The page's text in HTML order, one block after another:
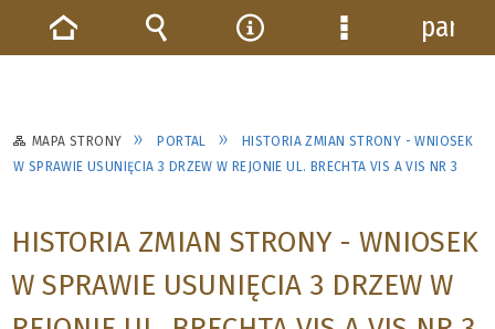
MAPA STRONY PORTAL
HISTORIA ZMIAN STRONY - WNIOSEK
W SPRAWIE USUNIĘCIA 3 DRZEW W REJONIE UL. BRECHTA VIS A VIS NR 3
HISTORIA ZMIAN STRONY - WNIOSEK
W SPRAWIE USUNIĘCIA 3 DRZEW W
Strona Wyszukiwarka
NarzędziaMenu
panel